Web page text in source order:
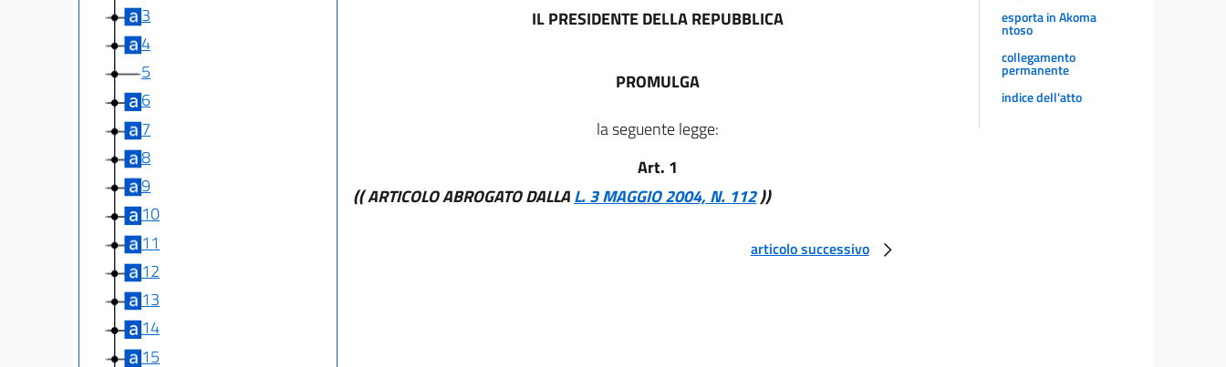
3
4
5
6
7
8
9
10
11
12
13
14
15
IL PRESIDENTE DELLA REPUBBLICA
PROMULGA
la seguente legge:
Art. 1
(( ARTICOLO ABROGATO DALLAL. 3 MAGGIO 2004, N. 112))
articolo successivo
esporta in Akoma
ntoso
collegamento
permanente
indice dell'atto